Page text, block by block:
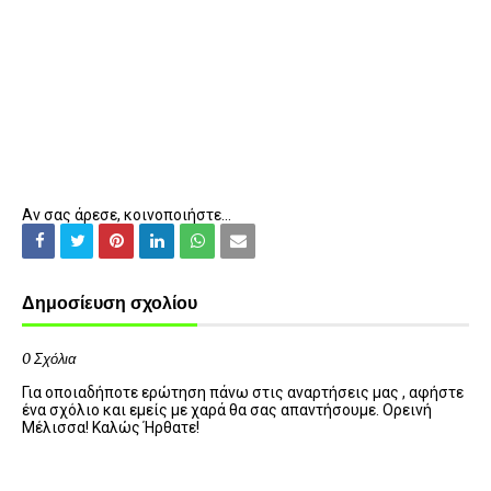
Αν σας άρεσε, κοινοποιήστε...
Δημοσίευση σχολίου
0 Σχόλια
Για οποιαδήποτε ερώτηση πάνω στις αναρτήσεις μας , αφήστε
ένα σχόλιο και εμείς με χαρά θα σας απαντήσουμε. Ορεινή
Μέλισσα! Καλώς Ήρθατε!